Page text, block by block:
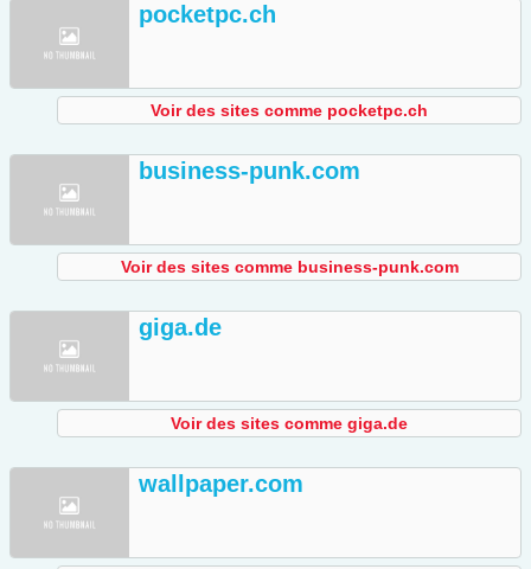
pocketpc.ch
Voir des sites comme pocketpc.ch
business-punk.com
Voir des sites comme business-punk.com
giga.de
Voir des sites comme giga.de
wallpaper.com